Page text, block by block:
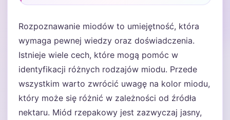
Rozpoznawanie miodów to umiejętność, która
wymaga pewnej wiedzy oraz doświadczenia.
Istnieje wiele cech, które mogą pomóc w
identyfikacji różnych rodzajów miodu. Przede
wszystkim warto zwrócić uwagę na kolor miodu,
który może się różnić w zależności od źródła
nektaru. Miód rzepakowy jest zazwyczaj jasny,